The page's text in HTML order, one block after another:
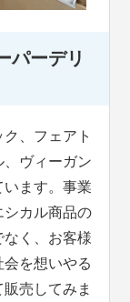
パーデリ
、フェアト
、ヴィーガン
ます。事業
シカル商品の
く、お客様
を想いやる
売してみま